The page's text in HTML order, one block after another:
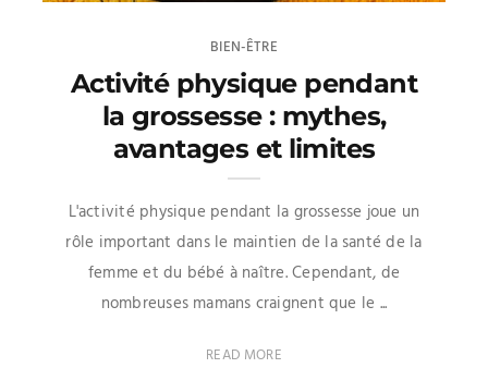
BIEN-ÊTRE
Activité physique pendant
la grossesse : mythes,
avantages et limites
L'activité physique pendant la grossesse joue un
rôle important dans le maintien de la santé de la
femme et du bébé à naître. Cependant, de
nombreuses mamans craignent que le ...
READ MORE